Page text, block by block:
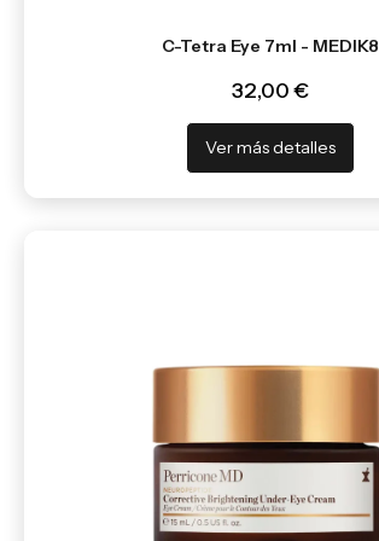
C-Tetra Eye 7ml - MEDIK8
32,00 €
Ver más detalles